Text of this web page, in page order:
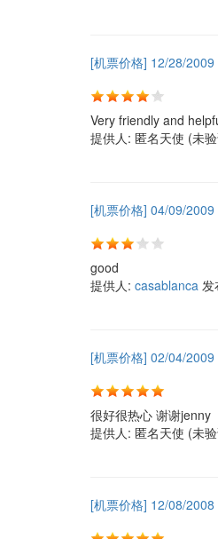
[机票价格] 12/28/
Very friendly and
提供人: 匿名天使 (未
[机票价格] 04/09/
good
提供人: casablanca 发
[机票价格] 02/04/
很好很热心 谢谢jenny
提供人: 匿名天使 (未
[机票价格] 12/08/